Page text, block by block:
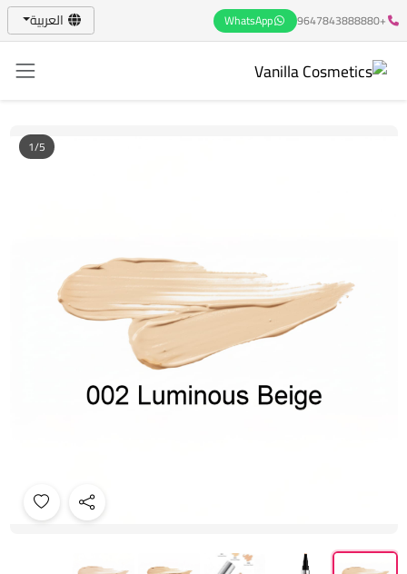
+9647843888880
WhatsApp العربية
1/5